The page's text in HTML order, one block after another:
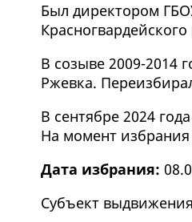
Был директором
В созыве 2009-2014
Ржевка.
В сентябре 2024
На момент
Дата избрания:
Субъект